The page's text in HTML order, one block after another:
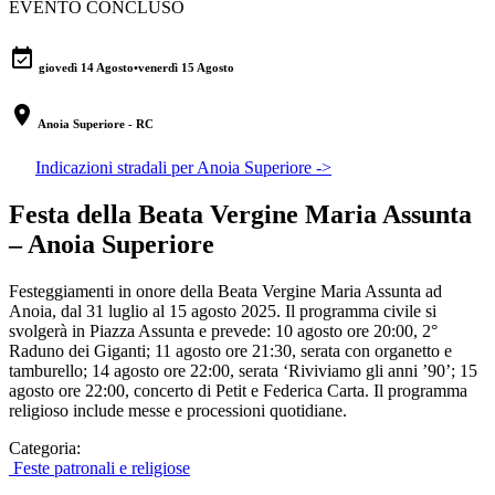
EVENTO CONCLUSO
event_available giovedì 14 Agosto•venerdì 15 Agosto
location_on Anoia Superiore - RC
Indicazioni stradali per Anoia Superiore ->
Festa della Beata Vergine Maria Assunta
– Anoia Superiore
Festeggiamenti in onore della Beata Vergine Maria Assunta ad
Anoia, dal 31 luglio al 15 agosto 2025. Il programma civile si
svolgerà in Piazza Assunta e prevede: 10 agosto ore 20:00, 2°
Raduno dei Giganti; 11 agosto ore 21:30, serata con organetto e
tamburello; 14 agosto ore 22:00, serata ‘Riviviamo gli anni ’90’; 15
agosto ore 22:00, concerto di Petit e Federica Carta. Il programma
religioso include messe e processioni quotidiane.
Categoria:
Feste patronali e religiose